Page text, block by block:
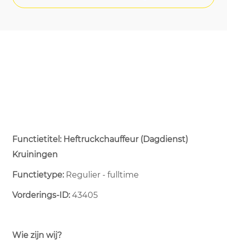
Functietitel: Heftruckchauffeur (Dagdienst)
Kruiningen
Functietype:Regulier - fulltime ​
Vorderings-ID:43405
Wie zijn wij?